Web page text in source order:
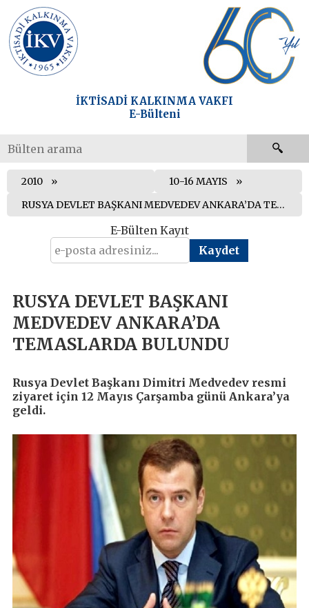
İKTİSADİ KALKINMA VAKFI
E-Bülteni
2010
10-16 MAYIS
RUSYA DEVLET BAŞKANI MEDVEDEV ANKARA’DA TEMASLARDA BULUNDU
E-Bülten Kayıt
RUSYA DEVLET BAŞKANI
MEDVEDEV ANKARA’DA
TEMASLARDA BULUNDU
Rusya Devlet Başkanı Dimitri Medvedev resmi
ziyaret için 12 Mayıs Çarşamba günü Ankara’ya
geldi.